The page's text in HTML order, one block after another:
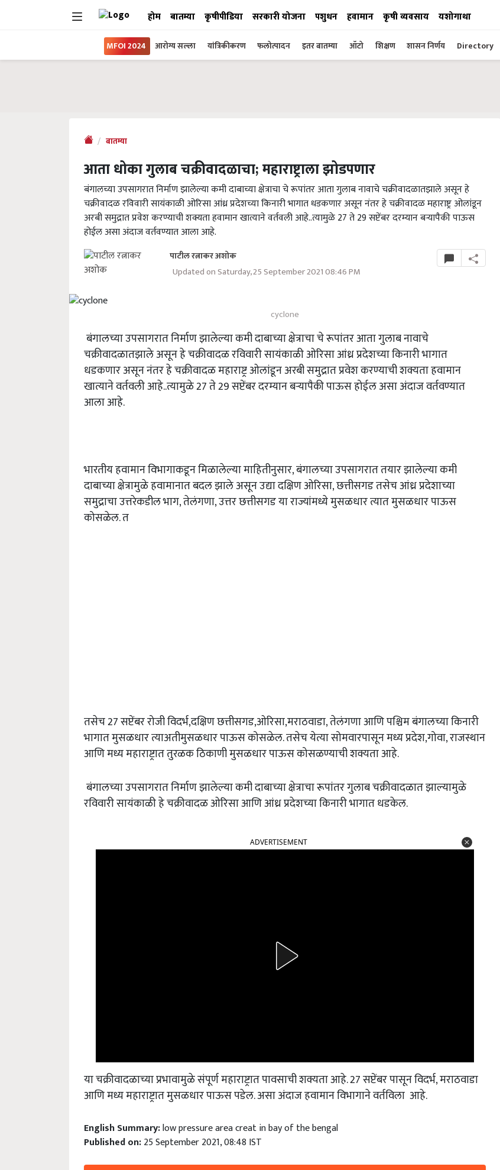
होम बातम्या कृषीपीडिया सरकारी योजना पशुधन हवामान कृषी व्यवसाय यशोगाथा
MFOI 2024 आरोग्य सल्ला यांत्रिकीकरण फलोत्पादन इतर बातम्या ऑटो शिक्षण शासन निर्णय Directory
बातम्या
आता धोका गुलाब चक्रीवादळाचा; महाराष्ट्राला झोडपणार
बंगालच्या उपसागरात निर्माण झालेल्या कमी दाबाच्या क्षेत्राचा चे रूपांतर आता गुलाब नावाचे चक्रीवादळातझाले असून हे
चक्रीवादळ रविवारी सायंकाळी ओरिसा आंध्र प्रदेशच्या किनारी भागात धडकणार असून नंतर हे चक्रीवादळ महाराष्ट्र ओलांडून
अरबी समुद्रात प्रवेश करण्याची शक्यता हवामान खात्याने वर्तवली आहे..त्यामुळे 27 ते 29 सप्टेंबर दरम्यान बऱ्यापैकी पाऊस
होईल असा अंदाज वर्तवण्यात आला आहे.
पाटील रत्नाकर अशोक
Updated on Saturday, 25 September 2021 08:46 PM
cyclone
बंगालच्या उपसागरात निर्माण झालेल्या कमी दाबाच्या क्षेत्राचा चे रूपांतर आता गुलाब नावाचे
चक्रीवादळातझाले असून हे चक्रीवादळ रविवारी सायंकाळी ओरिसा आंध्र प्रदेशच्या किनारी भागात
धडकणार असून नंतर हे चक्रीवादळ महाराष्ट्र ओलांडून अरबी समुद्रात प्रवेश करण्याची शक्यता हवामान
खात्याने वर्तवली आहे..त्यामुळे 27 ते 29 सप्टेंबर दरम्यान बऱ्यापैकी पाऊस होईल असा अंदाज वर्तवण्यात
आला आहे.
भारतीय हवामान विभागाकडून मिळालेल्या माहितीनुसार, बंगालच्या उपसागरात तयार झालेल्या कमी
दाबाच्या क्षेत्रामुळे हवामानात बदल झाले असून उद्या दक्षिण ओरिसा, छत्तीसगड तसेच आंध्र प्रदेशाच्या
समुद्राचा उत्तरेकडील भाग, तेलंगणा, उत्तर छत्तीसगड या राज्यांमध्ये मुसळधार त्यात मुसळधार पाऊस
कोसळेल. त
तसेच 27 सप्टेंबर रोजी विदर्भ,दक्षिण छत्तीसगड,ओरिसा,मराठवाडा, तेलंगणा आणि पश्चिम बंगालच्या किनारी
भागात मुसळधार त्याअतीमुसळधार पाऊस कोसळेल. तसेच येत्या सोमवारपासून मध्य प्रदेश,गोवा, राजस्थान
आणि मध्य महाराष्ट्रात तुरळक ठिकाणी मुसळधार पाऊस कोसळण्याची शक्यता आहे.
बंगालच्या उपसागरात निर्माण झालेल्या कमी दाबाच्या क्षेत्राचा रूपांतर गुलाब चक्रीवादळात झाल्यामुळे
रविवारी सायंकाळी हे चक्रीवादळ ओरिसा आणि आंध्र प्रदेशच्या किनारी भागात धडकेल.
ADVERTISEMENT
या चक्रीवादळाच्या प्रभावामुळे संपूर्ण महाराष्ट्रात पावसाची शक्यता आहे. 27 सप्टेंबर पासून विदर्भ, मराठवाडा
आणि मध्य महाराष्ट्रात मुसळधार पाऊस पडेल. असा अंदाज हवामान विभागाने वर्तविला आहे.
English Summary:low pressure area creat in bay of the bengal
Published on:25 September 2021, 08:48 IST